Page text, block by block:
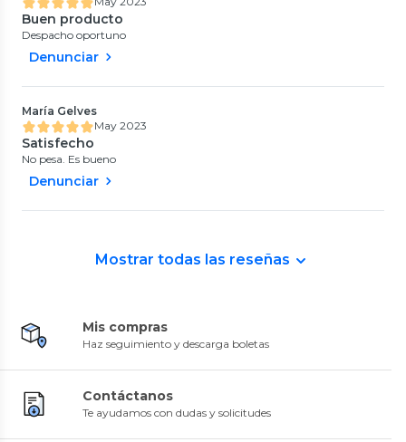
Buen producto
Despacho oportuno
Denunciar
María Gelves
May 2023
Satisfecho
No pesa. Es bueno
Denunciar
Mostrar todas las reseñas
Mis compras
Haz seguimiento y descarga boletas
Contáctanos
Te ayudamos con dudas y solicitudes